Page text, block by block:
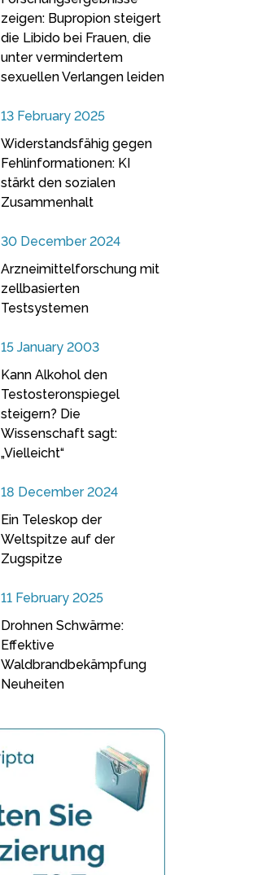
zeigen: Bupropion steigert
die Libido bei Frauen, die
unter vermindertem
sexuellen Verlangen leiden
13 February 2025
Widerstandsfähig gegen
Fehlinformationen: KI
stärkt den sozialen
Zusammenhalt
30 December 2024
Arzneimittelforschung mit
zellbasierten
Testsystemen
15 January 2003
Kann Alkohol den
Testosteronspiegel
steigern? Die
Wissenschaft sagt:
„Vielleicht“
18 December 2024
Ein Teleskop der
Weltspitze auf der
Zugspitze
11 February 2025
Drohnen Schwärme:
Effektive
Waldbrandbekämpfung
Neuheiten